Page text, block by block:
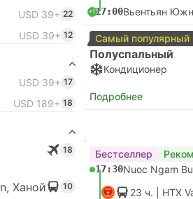
USD 39+ 22
USD 39+ 12
USD 39+ 17
USD 189+ 18
18
Ханой 10
+117:00Вьентьян
Самый популярный
Полуспальный
Кондиционер
Подробнее
Бестселлер
17:30Nuoc Ngam
23 ч. | HTX